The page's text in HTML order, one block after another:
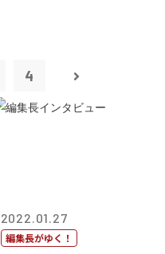
4
2022.01.27
編集長がゆく！